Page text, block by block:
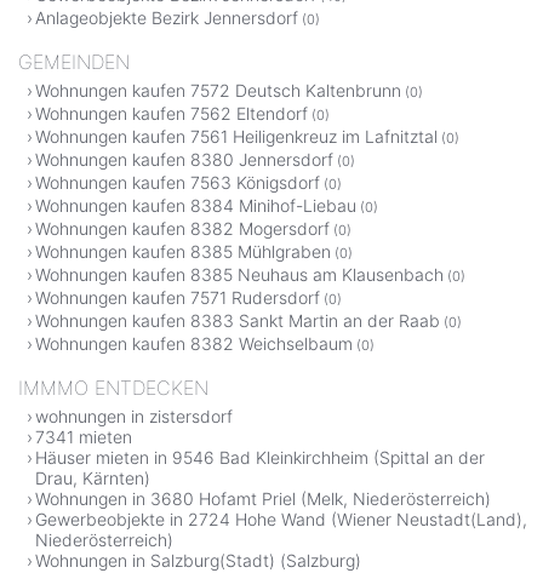
Anlageobjekte Bezirk Jennersdorf (0)
GEMEINDEN
Wohnungen kaufen 7572 Deutsch Kaltenbrunn (0)
Wohnungen kaufen 7562 Eltendorf (0)
Wohnungen kaufen 7561 Heiligenkreuz im Lafnitztal (0)
Wohnungen kaufen 8380 Jennersdorf (0)
Wohnungen kaufen 7563 Königsdorf (0)
Wohnungen kaufen 8384 Minihof-Liebau (0)
Wohnungen kaufen 8382 Mogersdorf (0)
Wohnungen kaufen 8385 Mühlgraben (0)
Wohnungen kaufen 8385 Neuhaus am Klausenbach (0)
Wohnungen kaufen 7571 Rudersdorf (0)
Wohnungen kaufen 8383 Sankt Martin an der Raab (0)
Wohnungen kaufen 8382 Weichselbaum (0)
IMMMO ENTDECKEN
wohnungen in zistersdorf
7341 mieten
Häuser mieten in 9546 Bad Kleinkirchheim (Spittal an der
Drau, Kärnten)
Wohnungen in 3680 Hofamt Priel (Melk, Niederösterreich)
Gewerbeobjekte in 2724 Hohe Wand (Wiener Neustadt(Land),
Niederösterreich)
Wohnungen in Salzburg(Stadt) (Salzburg)